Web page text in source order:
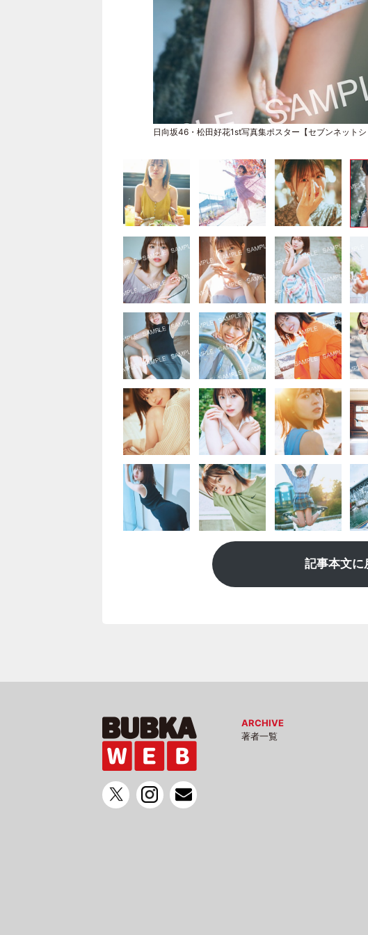
日向坂46・松田好花1st写真集ポスター【セブンネット
記事本文に
ARCHIVE
著者一覧